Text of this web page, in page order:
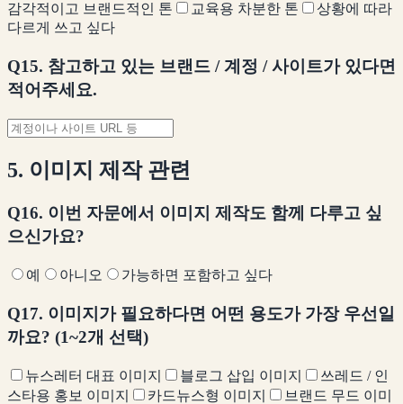
감각적이고 브랜드적인 톤
교육용 차분한 톤
상황에 따라
다르게 쓰고 싶다
Q15. 참고하고 있는 브랜드 / 계정 / 사이트가 있다면
적어주세요.
5. 이미지 제작 관련
Q16. 이번 자문에서 이미지 제작도 함께 다루고 싶
으신가요?
예 아니오 가능하면 포함하고 싶다
Q17. 이미지가 필요하다면 어떤 용도가 가장 우선일
까요? (1~2개 선택)
뉴스레터 대표 이미지 블로그 삽입 이미지
쓰레드 / 인
스타용 홍보 이미지
카드뉴스형 이미지
브랜드 무드 이미